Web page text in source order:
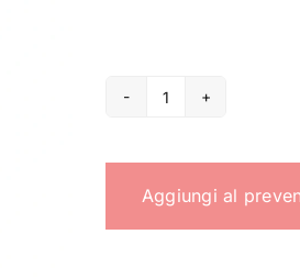
Telaio
quantità
Aggiungi al